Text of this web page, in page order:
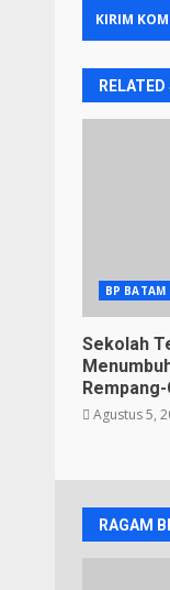
BP BATAM
Sekolah
Agustus 5,
RAGAM